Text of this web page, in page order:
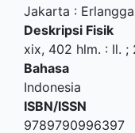
Jakarta : Erlangga
Deskripsi Fisik
xix, 402 hlm. : Il. ;
Bahasa
Indonesia
ISBN/ISSN
9789790996397